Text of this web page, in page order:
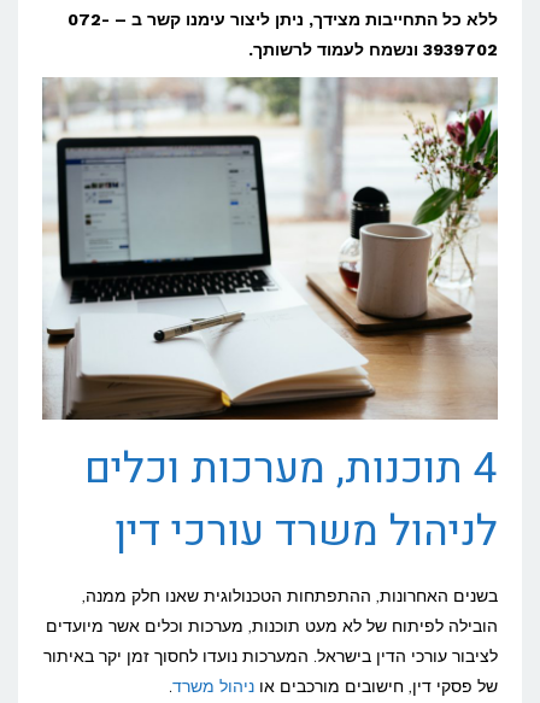
ללא כל התחייבות מצידך, ניתן ליצור עימנו קשר ב – 072-
3939702 ונשמח לעמוד לרשותך.
4 תוכנות, מערכות וכלים
לניהול משרד עורכי דין
בשנים האחרונות, ההתפתחות הטכנולוגית שאנו חלק ממנה,
הובילה לפיתוח של לא מעט תוכנות, מערכות וכלים אשר מיועדים
לציבור עורכי הדין בישראל. המערכות נועדו לחסוך זמן יקר באיתור
של פסקי דין, חישובים מורכבים או ניהול משרד.